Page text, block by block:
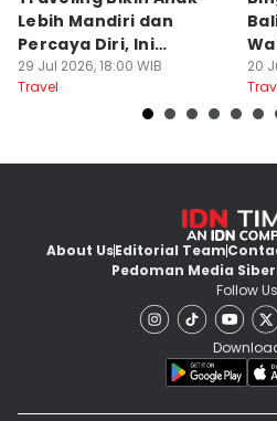
Lebih Mandiri dan
Percaya Diri, Ini
Penjelasan Psikolog
29 Jul 2026, 18:00 WIB
Travel
20
About UsEditorial Team
Pedoman Media Siber
Follow Us